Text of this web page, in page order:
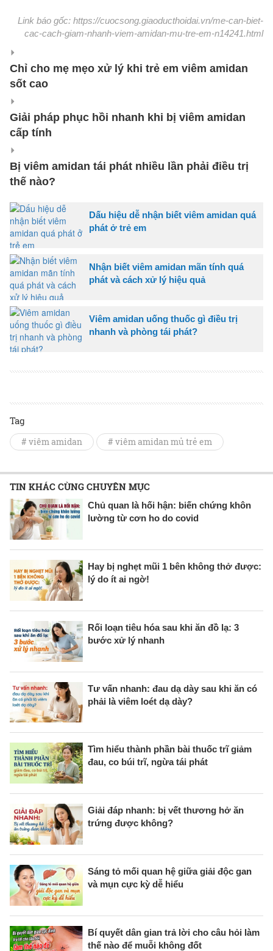
Link báo gốc: https://cuocsong.giaoducthoidai.vn/me-can-biet-
cac-cach-giam-nhanh-viem-amidan-mu-tre-em-n14241.html
Chỉ cho mẹ mẹo xử lý khi trẻ em viêm amidan
sốt cao
Giải pháp phục hồi nhanh khi bị viêm amidan
cấp tính
Bị viêm amidan tái phát nhiều lần phải điều trị
thế nào?
Dấu hiệu dễ nhận biết viêm amidan quá
phát ở trẻ em
Nhận biết viêm amidan mãn tính quá
phát và cách xử lý hiệu quả
Viêm amidan uống thuốc gì điều trị
nhanh và phòng tái phát?
Tag
# viêm amidan # viêm amidan mủ trẻ em
TIN KHÁC CÙNG CHUYÊN MỤC
Chủ quan là hối hận: biến chứng khôn
lường từ cơn ho do covid
Hay bị nghẹt mũi 1 bên không thở được:
lý do ít ai ngờ!
Rối loạn tiêu hóa sau khi ăn đồ lạ: 3
bước xử lý nhanh
Tư vấn nhanh: đau dạ dày sau khi ăn có
phải là viêm loét dạ dày?
Tìm hiểu thành phần bài thuốc trĩ giảm
đau, co búi trĩ, ngừa tái phát
Giải đáp nhanh: bị vết thương hở ăn
trứng được không?
Sáng tỏ mối quan hệ giữa giải độc gan
và mụn cực kỳ dễ hiểu
Bí quyết dân gian trả lời cho câu hỏi làm
thế nào để muỗi không đốt